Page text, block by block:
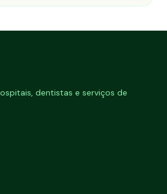
dentistas e serviços de